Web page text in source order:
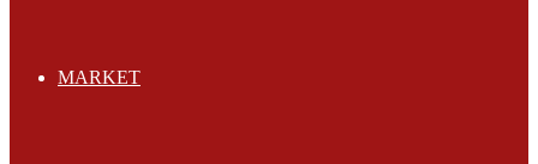
MARKET